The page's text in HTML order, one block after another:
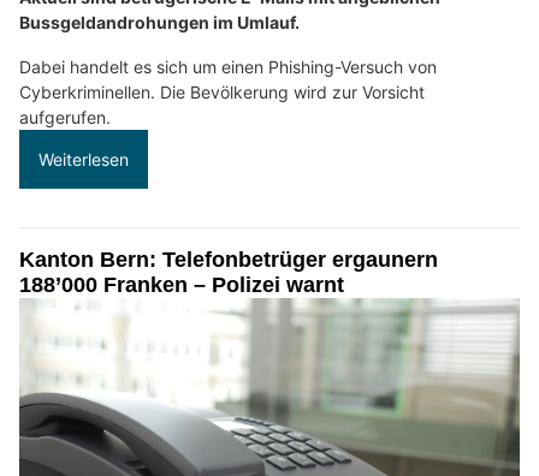
Bussgeldandrohungen im Umlauf.
Dabei handelt es sich um einen Phishing-Versuch von
Cyberkriminellen. Die Bevölkerung wird zur Vorsicht
aufgerufen.
Weiterlesen
Kanton Bern: Telefonbetrüger ergaunern
188’000 Franken – Polizei warnt